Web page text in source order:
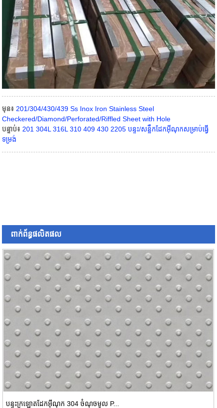
មុន៖ 201/304/430/439 Ss Inox Iron Stainless Steel
Checkered/Diamond/Perforated/Riffled Sheet with Hole
បន្ទាប់៖ 201 304L 316L 310 409 430 2205 បន្ទះ/សន្លឹកដែកអ៊ីណុកសម្រាប់ធ្វើ
ទម្រង់
ពាក់ព័ន្ធផលិតផល
បន្ទះក្រឡោតដែកអ៊ីណុក 304 ចំណុចមូល P...